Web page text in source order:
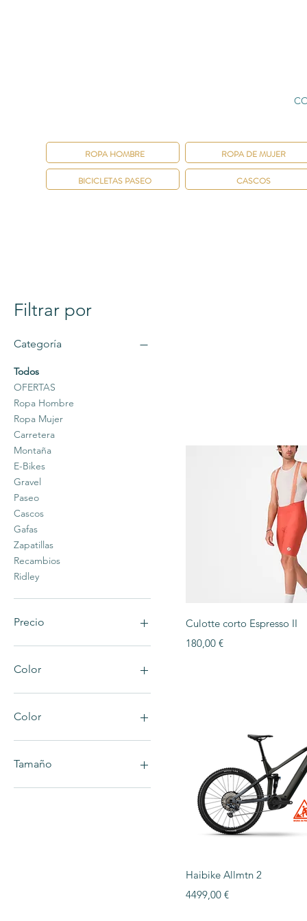
ROPA HOMBRE
BICICLETAS PASEO
ROPA DE MUJER
CASCOS
Filtrar por
Categoría
Todos
OFERTAS
Ropa Hombre
Ropa Mujer
Carretera
Montaña
E-Bikes
Gravel
Paseo
Cascos
Gafas
Zapatillas
Recambios
Ridley
Precio
Color
Color
Azul-Verdoso
Blanco
Negro
Tamaño
38
Vista
Culotte corto Espresso II
Precio
180,00 €
Haibike Allmtn 2
Precio
4499,00 €